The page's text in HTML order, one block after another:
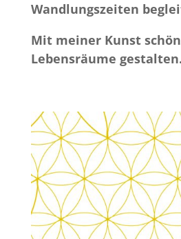
Wandlungszeiten
Mit meiner Kunst
Lebensräume gestalten.